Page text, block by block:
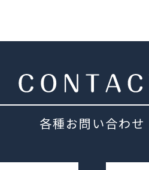
各種お問い合わせ